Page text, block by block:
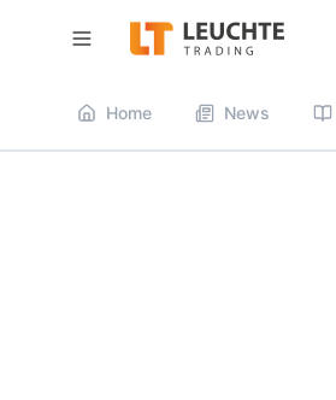
Menü öffnen
Home News